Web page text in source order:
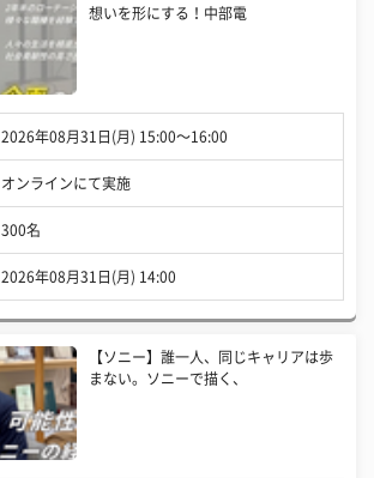
想いを形にする！中部電
2026年08月31日(月) 15:00〜16:00
オンラインにて実施
300名
2026年08月31日(月) 14:00
【ソニー】誰一人、同じキャリアは歩
まない。ソニーで描く、